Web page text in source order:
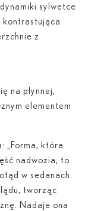
sylwetce
kontrastująca
z
na płynnej,
elementem
„Forma, która
nadwozia, to
w sedanach.
tworząc
Nadaje ona